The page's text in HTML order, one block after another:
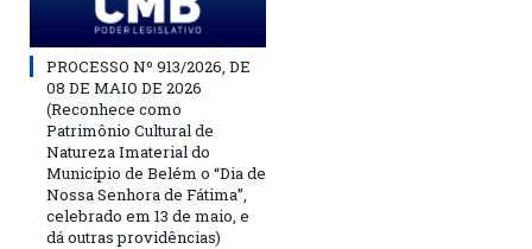
PROCESSO Nº 913/2026, DE
08 DE MAIO DE 2026
(Reconhece como
Patrimônio Cultural de
Natureza Imaterial do
Município de Belém o “Dia de
Nossa Senhora de Fátima”,
celebrado em 13 de maio, e
dá outras providências)